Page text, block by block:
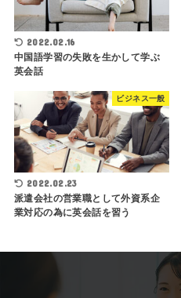
2022.02.16
中国語学習の失敗を生かして学ぶ
英会話
ビジネス一般
2022.02.23
派遣会社の営業職として外資系企
業対応の為に英会話を習う